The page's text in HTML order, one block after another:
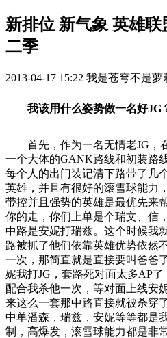
新排位 新气象 英雄
二季
2013-04-17 15:22 我是苍穹不是萝
我该用什么姿势做一名好JG
首先，作为一名无情老JG，
一个大体的GANK路线和初装路
每个人的出门装记清下路带了几
英雄，并且有很好的滚雪球能力
带控并且强势的英雄是最优先来
你的走，你们上单是个瑞文、信
中路是安妮打瑞兹。这个时候我
路被抓了他们依靠英雄优势依然
一次，那简直就是直接要叫爸爸
妮我打JG，套路死对面太多AP
配合我杀他一次，等对面上线安
来这么一套那中路直接就被杀穿
中单潘森，瑞兹，安妮等等都是
制，高爆发，滚雪球能力都是非